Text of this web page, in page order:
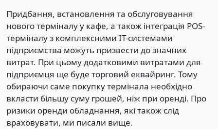
Придбання, встановлення та обслуговування
нового терміналу у кафе, а також інтеграція POS-
терміналу з комплексними IT-системами
підприємства можуть призвести до значних
витрат. При цьому додатковими витратами для
підприємця ще буде торговий еквайринг. Тому
обираючи саме покупку термінала необхідно
вкласти більшу суму грошей, ніж при оренді. Про
ризики оренди обладнання, які також слід
враховувати, ми писали вище.